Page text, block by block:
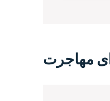
مهاجرت